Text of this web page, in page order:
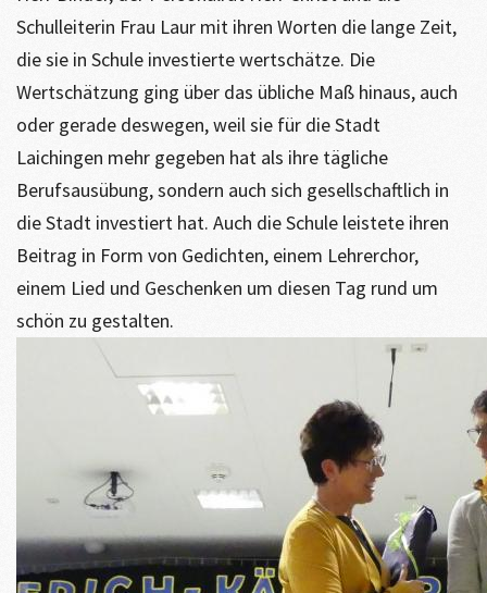
Schulleiterin Frau Laur mit ihren Worten die lange Zeit,
die sie in Schule investierte wertschätze. Die
Wertschätzung ging über das übliche Maß hinaus, auch
oder gerade deswegen, weil sie für die Stadt
Laichingen mehr gegeben hat als ihre tägliche
Berufsausübung, sondern auch sich gesellschaftlich in
die Stadt investiert hat. Auch die Schule leistete ihren
Beitrag in Form von Gedichten, einem Lehrerchor,
einem Lied und Geschenken um diesen Tag rund um
schön zu gestalten.